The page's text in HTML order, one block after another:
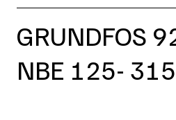
GRUNDFOS
NBE 125-